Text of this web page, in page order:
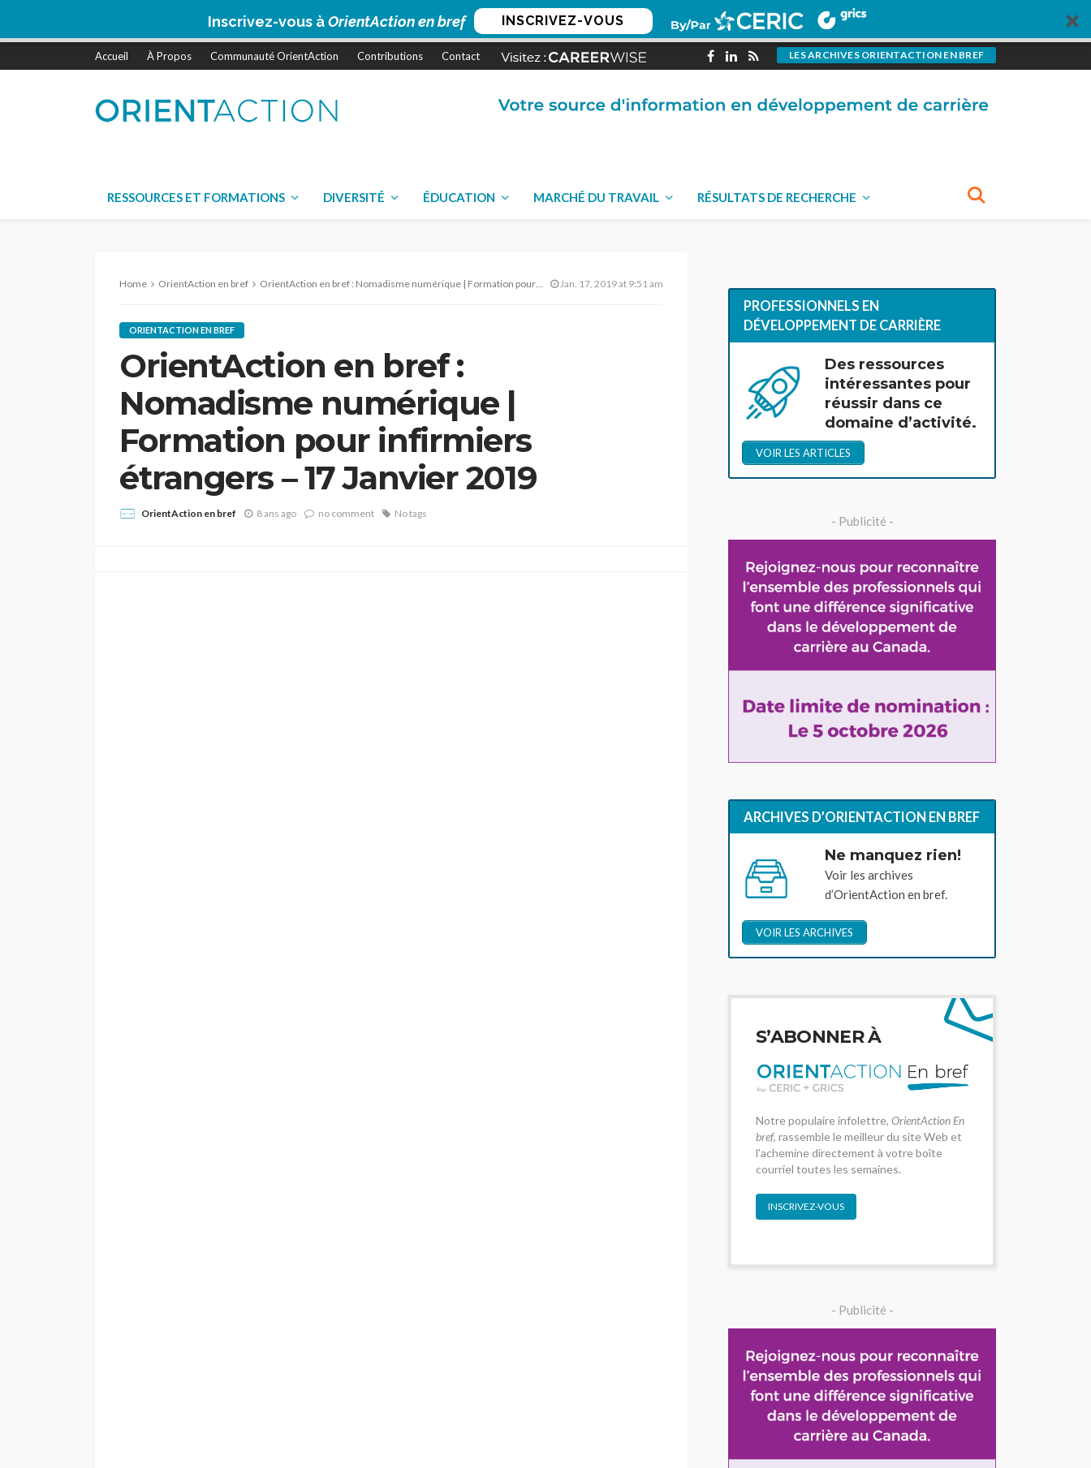
Inscrivez-vous àOrientAction en bref INSCRIVEZ-VOUS
Accueil À Propos Communauté OrientAction Contributions Contact LES ARCHIVES ORIENTACTION EN BREF
RESSOURCES ET FORMATIONS DIVERSITÉ ÉDUCATION MARCHÉ DU TRAVAIL RÉSULTATS DE RECHERCHE
Home OrientAction en bref OrientAction en bref : Nomadisme numérique | Formation pour infirmiers étrangers – 17 Janvier 2019 Jan. 17, 2019 at 9:51 am
ORIENTACTION EN BREF
OrientAction en bref :
Nomadisme numérique |
Formation pour infirmiers
étrangers – 17 Janvier 2019
OrientAction en bref 8 ans ago no comment No tags
PROFESSIONNELS EN
DÉVELOPPEMENT DE CARRIÈRE
Des ressources
intéressantes pour
réussir dans ce
domaine d’activité.
VOIR LES ARTICLES
- Publicité -
ARCHIVES D’ORIENTACTION EN BREF
Ne manquez rien!
Voir les archives
d’OrientAction en bref.
VOIR LES ARCHIVES
S’ABONNER À
Notre populaire infolettre, OrientAction En
bref, rassemble le meilleur du site Web et
l'achemine directement à votre boîte
courriel toutes les semaines.
INSCRIVEZ-VOUS
- Publicité -